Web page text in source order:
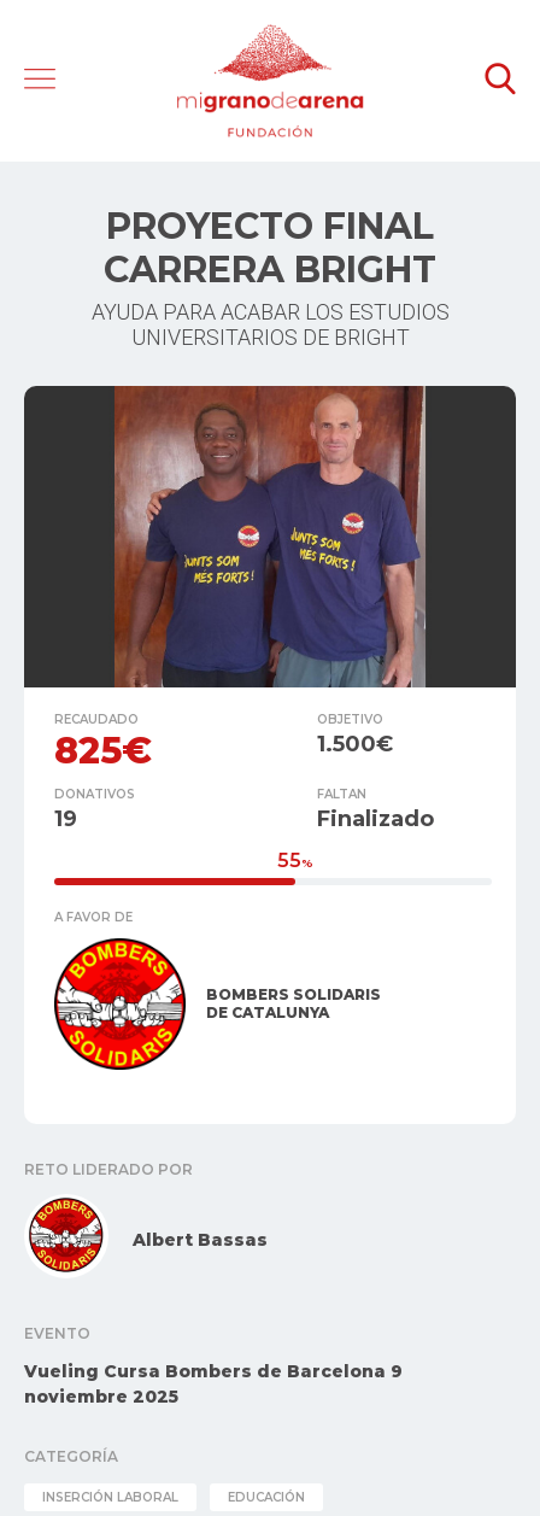
PROYECTO FINAL
CARRERA BRIGHT
AYUDA PARA ACABAR LOS ESTUDIOS
UNIVERSITARIOS DE BRIGHT
RECAUDADO
825€
OBJETIVO
1.500€
DONATIVOS
19
FALTAN
Finalizado
55%
A FAVOR DE
BOMBERS SOLIDARIS
DE CATALUNYA
RETO LIDERADO POR
Albert Bassas
EVENTO
Vueling Cursa Bombers de Barcelona 9
noviembre 2025
CATEGORÍA
INSERCIÓN LABORAL EDUCACIÓN